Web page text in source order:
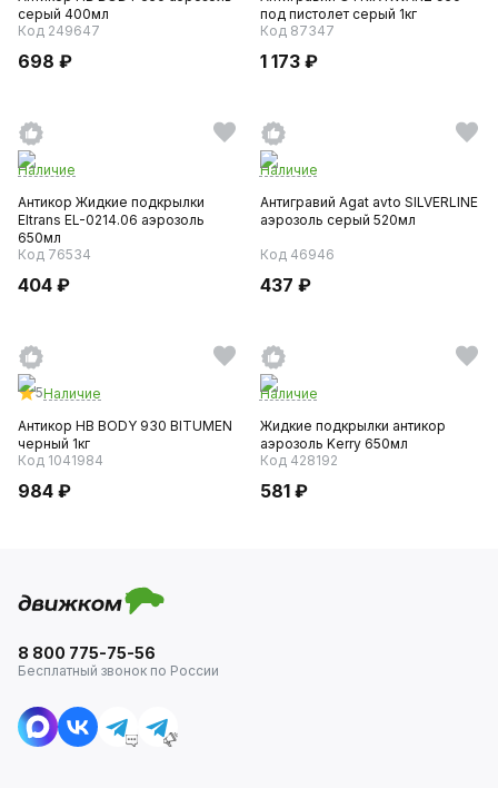
серый 400мл
Код 249647
698 ₽
под пистолет серый 1кг
Код 87347
1 173 ₽
Наличие
Антикор Жидкие подкрылки
Eltrans EL-0214.06 аэрозоль
650мл
Код 76534
404 ₽
Наличие
Антигравий Agat avto SILVERLINE
аэрозоль серый 520мл
Код 46946
437 ₽
5Наличие
Антикор HB BODY 930 BITUMEN
черный 1кг
Код 1041984
984 ₽
Наличие
Жидкие подкрылки антикор
аэрозоль Kerry 650мл
Код 428192
581 ₽
8 800 775-75-56
Бесплатный звонок по России